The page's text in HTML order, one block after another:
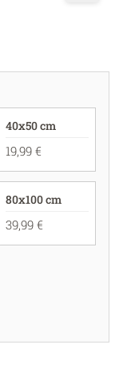
40x50 cm
19,99 €
80x100 cm
39,99 €